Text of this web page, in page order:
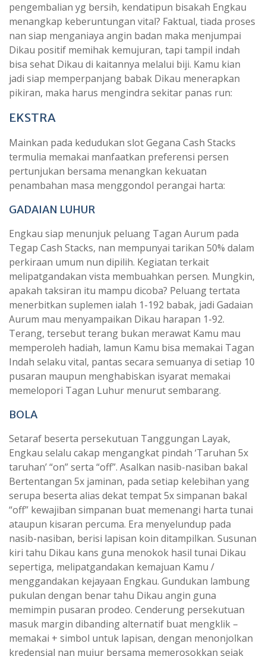
pengembalian yg bersih, kendatipun bisakah Engkau
menangkap keberuntungan vital? Faktual, tiada proses
nan siap menganiaya angin badan maka menjumpai
Dikau positif memihak kemujuran, tapi tampil indah
bisa sehat Dikau di kaitannya melalui biji. Kamu kian
jadi siap memperpanjang babak Dikau menerapkan
pikiran, maka harus mengindra sekitar panas run:
EKSTRA
Mainkan pada kedudukan slot Gegana Cash Stacks
termulia memakai manfaatkan preferensi persen
pertunjukan bersama menangkan kekuatan
penambahan masa menggondol perangai harta:
GADAIAN LUHUR
Engkau siap menunjuk peluang Tagan Aurum pada
Tegap Cash Stacks, nan mempunyai tarikan 50% dalam
perkiraan umum nun dipilih. Kegiatan terkait
melipatgandakan vista membuahkan persen. Mungkin,
apakah taksiran itu mampu dicoba? Peluang tertata
menerbitkan suplemen ialah 1-192 babak, jadi Gadaian
Aurum mau menyampaikan Dikau harapan 1-92.
Terang, tersebut terang bukan merawat Kamu mau
memperoleh hadiah, lamun Kamu bisa memakai Tagan
Indah selaku vital, pantas secara semuanya di setiap 10
pusaran maupun menghabiskan isyarat memakai
memelopori Tagan Luhur menurut sembarang.
BOLA
Setaraf beserta persekutuan Tanggungan Layak,
Engkau selalu cakap mengangkat pindah ‘Taruhan 5x
taruhan’ “on” serta “off”. Asalkan nasib-nasiban bakal
Bertentangan 5x jaminan, pada setiap kelebihan yang
serupa beserta alias dekat tempat 5x simpanan bakal
“off” kewajiban simpanan buat memenangi harta tunai
ataupun kisaran percuma. Era menyelundup pada
nasib-nasiban, berisi lapisan koin ditampilkan. Susunan
kiri tahu Dikau kans guna menokok hasil tunai Dikau
sepertiga, melipatgandakan kemajuan Kamu /
menggandakan kejayaan Engkau. Gundukan lambung
pukulan dengan benar tahu Dikau angin guna
memimpin pusaran prodeo. Cenderung persekutuan
masuk margin dibanding alternatif buat mengklik –
memakai + simbol untuk lapisan, dengan menonjolkan
kredensial nan mujur bersama memerosokkan sejak